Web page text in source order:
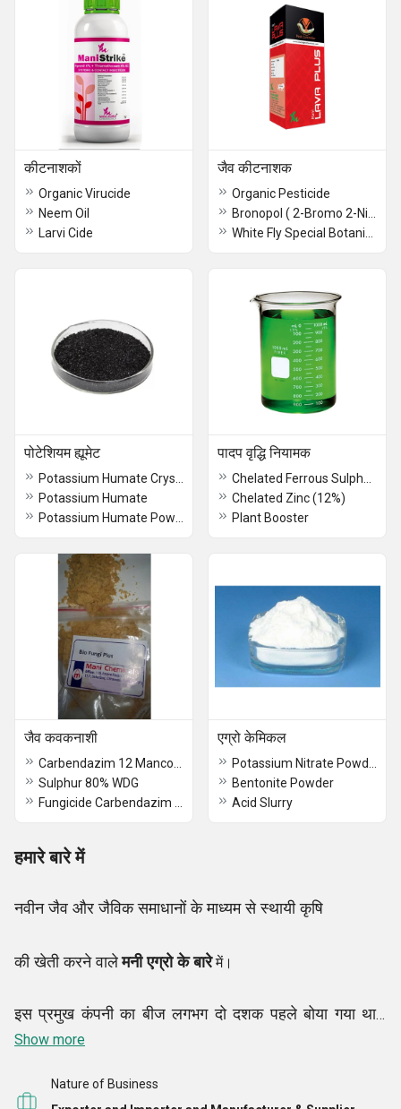
कीटनाशकों
Organic Virucide
Neem Oil
Larvi Cide
जैव कीटनाशक
Organic Pesticide
पोटेशियम ह्यूमेट
Potassium Humate
पादप वृद्धि नियामक
Chelated Zinc (12%)
Plant Booster
जैव कवकनाशी
Sulphur 80% WDG
एग्रो केमिकल
Bentonite Powder
Acid Slurry
हमारे बारे में
नवीन जैव और जैविक समाधानों के माध्यम से स्थायी कृषि
की खेती करने वालेमनी एग्रो के बारेमें।
इस प्रमुख कंपनी का बीज लगभग दो दशक पहले बोया गया था।
2006 में इस बड़े कदम के बाद से, हमारे संस्थापक श्री राहुल
उद्योग के चरम पर पहुंचा दिया है। हमारे गतिशील कार्यों में कृषि
Show more
Nature of Business